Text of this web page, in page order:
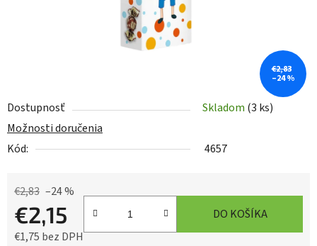
Dostupnosť Skladom (3 ks)
Možnosti doručenia
Kód:
4657
€2,83 –24 %
€2,15
€1,75 bez DPH
DO KOŠÍKA
€2,83
–24 %